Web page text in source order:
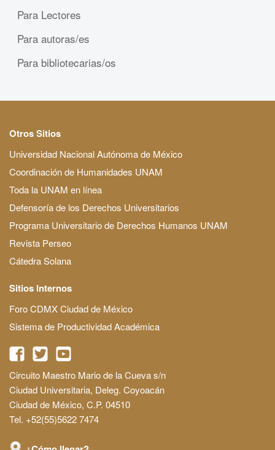
Para Lectores
Para autoras/es
Para bibliotecarias/os
Otros Sitios
Universidad Nacional Autónoma de México
Coordinación de Humanidades UNAM
Toda la UNAM en línea
Defensoría de los Derechos Universitarios
Programa Universitario de Derechos Humanos UNAM
Revista Perseo
Cátedra Solana
Sitios Internos
Foro CDMX Ciudad de México
Sistema de Productividad Académica
Circuito Maestro Mario de la Cueva s/n
Ciudad Universitaria, Deleg. Coyoacán
Ciudad de México, C.P. 04510
Tel. +52(55)5622 7474